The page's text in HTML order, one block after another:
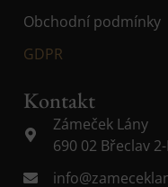
Obchodní podmínky
GDPR
Kontakt
Zámeček Lány
690 02 Břeclav